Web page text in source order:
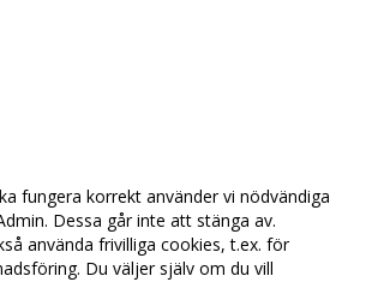
fungera korrekt använder vi nödvändiga
Dessa går inte att stänga av.
använda frivilliga cookies, t.ex. för
Du väljer själv om du vill